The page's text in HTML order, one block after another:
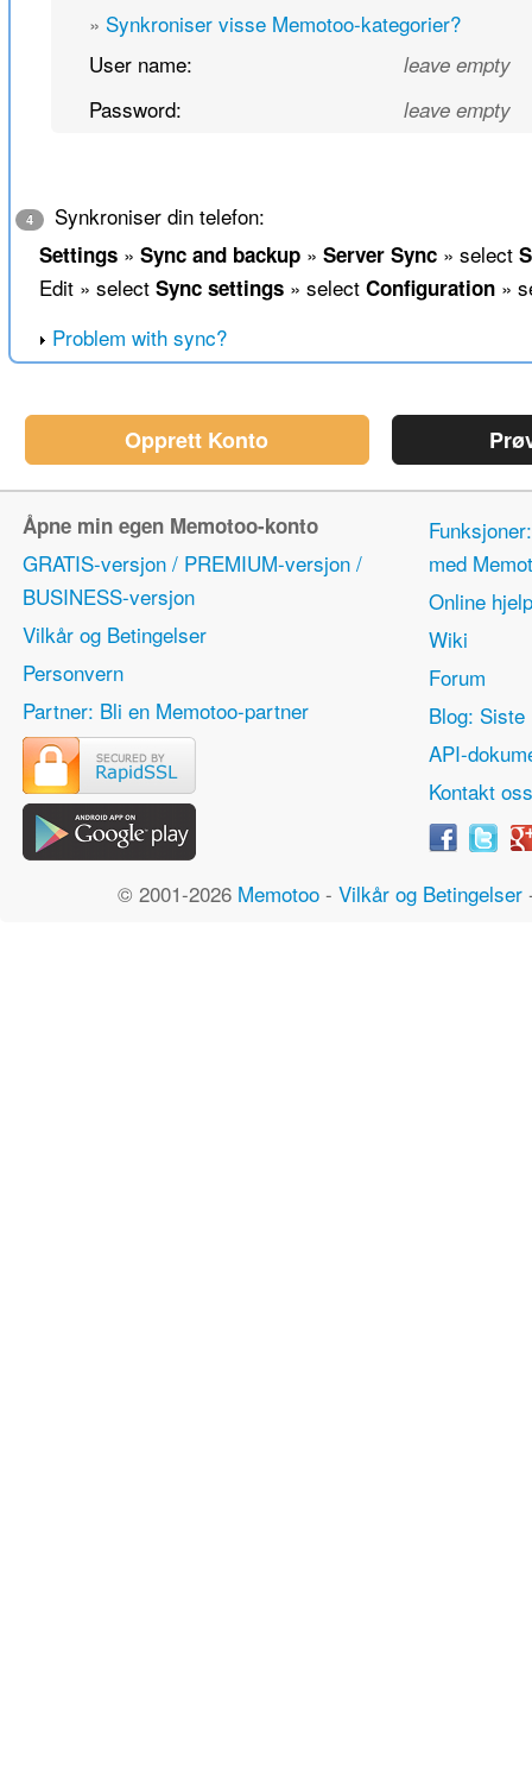
» Synkroniser visse Memotoo-kategorier?
User name:
leave empty
Password: leave empty
4 Synkroniser din telefon:
Settings» Sync and backup» Server Sync» select
Edit » select Sync settings» select Configuration»
Problem with sync?
Opprett Konto
Åpne min egen Memotoo-konto
GRATIS-versjon / PREMIUM-versjon /
BUSINESS-versjon
Vilkår og Betingelser
Personvern
Partner: Bli en Memotoo-partner
med
Online hjelp
Wiki
Forum
Blog: Siste
API-
Kontakt oss
© 2001-2026 Memotoo - Vilkår og Betingelser